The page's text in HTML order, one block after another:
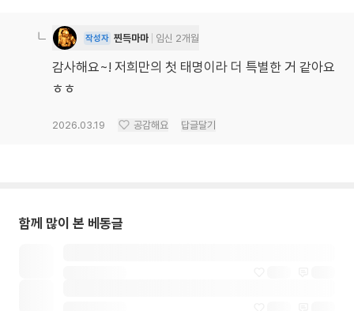
작성자 찐득마마 임신 2개월
감사해요~! 저희만의 첫 태명이라 더 특별한 거 같아요
ㅎㅎ
2026.03.19 공감해요 답글달기
함께 많이 본 베동글